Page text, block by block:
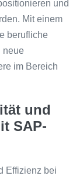
und
Mit einem
berufliche
neue
im Bereich
und
SAP-
Effizienz bei